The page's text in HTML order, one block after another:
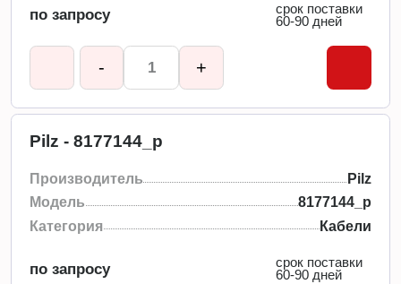
по запросу
срок поставки
60-90 дней
- +
Pilz - 8177144_p
Производитель
Pilz
Модель
8177144_p
Категория
Кабели
по запросу
срок поставки
60-90 дней